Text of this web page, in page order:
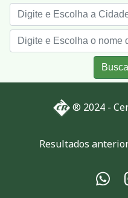
® 2024 -
Resultados